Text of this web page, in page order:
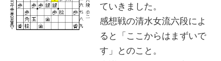
ていきました。
感想戦の清水女流六段によ
ると「ここからはまずいで
す」とのこと。